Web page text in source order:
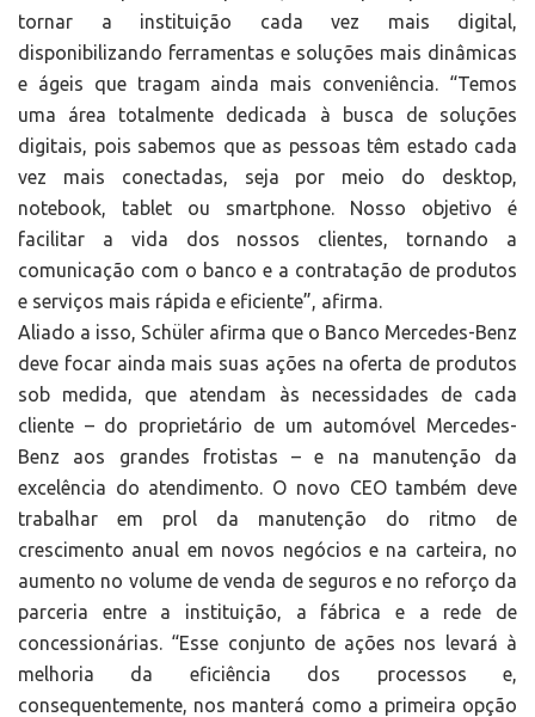
tornar a instituição cada vez mais digital,
disponibilizando ferramentas e soluções mais dinâmicas
e ágeis que tragam ainda mais conveniência. “Temos
uma área totalmente dedicada à busca de soluções
digitais, pois sabemos que as pessoas têm estado cada
vez mais conectadas, seja por meio do desktop,
notebook, tablet ou smartphone. Nosso objetivo é
facilitar a vida dos nossos clientes, tornando a
comunicação com o banco e a contratação de produtos
e serviços mais rápida e eficiente”, afirma.
Aliado a isso, Schüler afirma que o Banco Mercedes-Benz
deve focar ainda mais suas ações na oferta de produtos
sob medida, que atendam às necessidades de cada
cliente – do proprietário de um automóvel Mercedes-
Benz aos grandes frotistas – e na manutenção da
excelência do atendimento. O novo CEO também deve
trabalhar em prol da manutenção do ritmo de
crescimento anual em novos negócios e na carteira, no
aumento no volume de venda de seguros e no reforço da
parceria entre a instituição, a fábrica e a rede de
concessionárias. “Esse conjunto de ações nos levará à
melhoria da eficiência dos processos e,
consequentemente, nos manterá como a primeira opção